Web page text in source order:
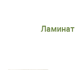
АКЦИИЛаминат